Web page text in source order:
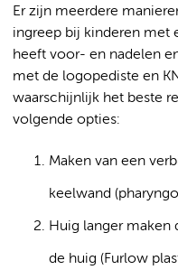
Er zijn meerdere
ingreep bij kinderen met
heeft voor- en nadelen
met de logopediste en
waarschijnlijk het beste
volgende opties:
Maken van een
keelwand
Huig langer maken
de huig (Furlow